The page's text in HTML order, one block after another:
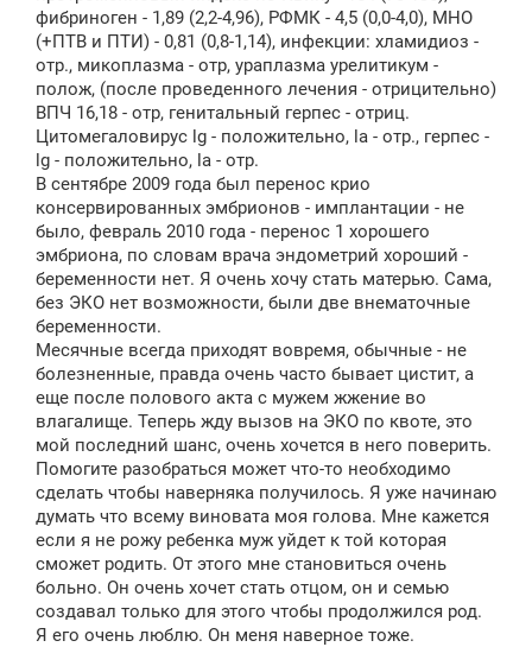
фибриноген - 1,89 (2,2-4,96), РФМК - 4,5 (0,0-4,0), МНО
(+ПТВ и ПТИ) - 0,81 (0,8-1,14), инфекции: хламидиоз -
отр., микоплазма - отр, ураплазма урелитикум -
полож, (после проведенного лечения - отрицительно)
ВПЧ 16,18 - отр, генитальный герпес - отриц.
Цитомегаловирус lg - положительно, la - отр., герпес -
lg - положительно, la - отр.
В сентябре 2009 года был перенос крио
консервированных эмбрионов - имплантации - не
было, февраль 2010 года - перенос 1 хорошего
эмбриона, по словам врача эндометрий хороший -
беременности нет. Я очень хочу стать матерью. Сама,
без ЭКО нет возможности, были две внематочные
беременности.
Месячные всегда приходят вовремя, обычные - не
болезненные, правда очень часто бывает цистит, а
еще после полового акта с мужем жжение во
влагалище. Теперь жду вызов на ЭКО по квоте, это
мой последний шанс, очень хочется в него поверить.
Помогите разобраться может что-то необходимо
сделать чтобы наверняка получилось. Я уже начинаю
думать что всему виновата моя голова. Мне кажется
если я не рожу ребенка муж уйдет к той которая
сможет родить. От этого мне становиться очень
больно. Он очень хочет стать отцом, он и семью
создавал только для этого чтобы продолжился род.
Я его очень люблю. Он меня наверное тоже.